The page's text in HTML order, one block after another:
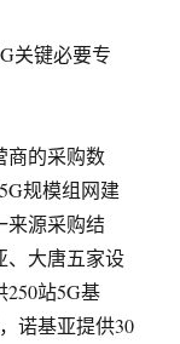
关键必要专
商的采购数
规模组网建
来源采购结
、大唐五家设
站5G基
诺基亚提供30